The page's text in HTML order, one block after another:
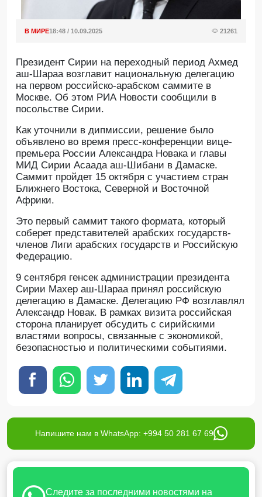
В МИРЕ18:48 / 10.09.2025 21261
Президент Сирии на переходный период Ахмед
аш-Шараа возглавит национальную делегацию
на первом российско-арабском саммите в
Москве. Об этом РИА Новости сообщили в
посольстве Сирии.
Как уточнили в дипмиссии, решение было
объявлено во время пресс-конференции вице-
премьера России Александра Новака и главы
МИД Сирии Асаада аш-Шибани в Дамаске.
Саммит пройдет 15 октября с участием стран
Ближнего Востока, Северной и Восточной
Африки.
Это первый саммит такого формата, который
соберет представителей арабских государств-
членов Лиги арабских государств и Российскую
Федерацию.
9 сентября генсек администрации президента
Сирии Махер аш-Шараа принял российскую
делегацию в Дамаске. Делегацию РФ возглавлял
Александр Новак. В рамках визита российская
сторона планирует обсудить с сирийскими
властями вопросы, связанные с экономикой,
безопасностью и политическими событиями.
Напишите нам в WhatsApp: +994 50 281 67 69
Следите за последними новостями на